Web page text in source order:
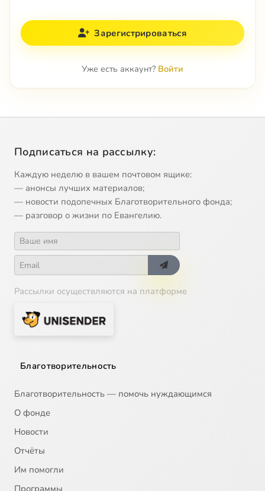
Зарегистрироваться
Уже есть аккаунт? Войти
Подписаться на рассылку:
Каждую неделю в вашем почтовом ящике:
— анонсы лучших материалов;
— новости подопечных Благотворительного фонда;
— разговор о жизни по Евангелию.
Рассылки осуществляются на платформе
Благотворительность
Благотворительность — помочь нуждающимся
О фонде
Новости
Отчёты
Им помогли